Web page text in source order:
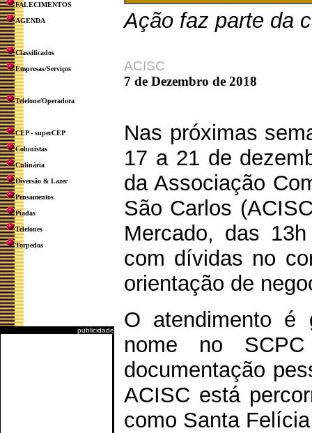
FALECIMENTOS
AGENDA
Classificados
Empresas/Serviços
Telefone/Operadora
CEP - superCEP
Colunistas
Culinária
Diversão & Lazer
Pensamentos
Piadas
Telefones
Torpedos
publicidade
Ação faz parte da
ACISC
7 de Dezembro de 2018
Nas próximas
17 a 21 de
da Associação
São Carlos
Mercado, das
com dívidas no
orientação de
O atendimento é
nome no
documentação
ACISC está
como Santa